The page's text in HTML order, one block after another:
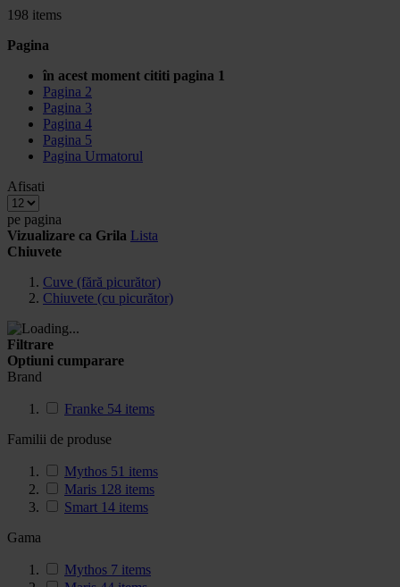
198 items
Pagina
în acest moment cititi pagina 1
Pagina 2
Pagina 3
Pagina 4
Pagina 5
Pagina Urmatorul
Afisati
pe pagina
Vizualizare ca Grila Lista
Chiuvete
Cuve (fără picurător)
Chiuvete (cu picurător)
Filtrare
Optiuni cumparare
Brand
Franke 54 items
Familii de produse
Mythos 51 items
Maris 128 items
Smart 14 items
Gama
Mythos 7 items